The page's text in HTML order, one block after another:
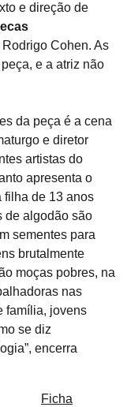
e direção de
Cohen. As
e a atriz não
da peça é a cena
e diretor
artistas do
apresenta o
filha de 13 anos
de algodão são
sementes para
brutalmente
moças pobres, na
nas
família, jovens
se diz
encerra
Ficha